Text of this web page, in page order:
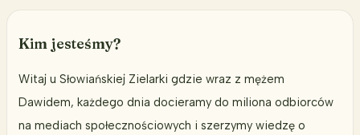
ogrodzie.
Kim jesteśmy?
Witaj u Słowiańskiej Zielarki gdzie wraz z mężem
Dawidem, każdego dnia docieramy do miliona odbiorców
na mediach społecznościowych i szerzymy wiedzę o